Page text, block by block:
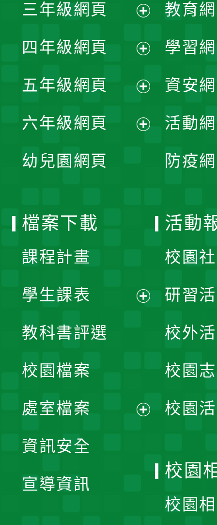
選
單
開
選
單
三年級網頁
開
選
單
四年級網頁
開
選
五年級網頁
開
六年級網頁
幼兒園網頁
教育
學習
資安
活動
防疫
檔案下載
課程計畫
學生課表
單
教科書評選
校園檔案
處室檔案
資訊安全
宣導資訊
活動
校園
研習
校外
校園
校園
校園
校園